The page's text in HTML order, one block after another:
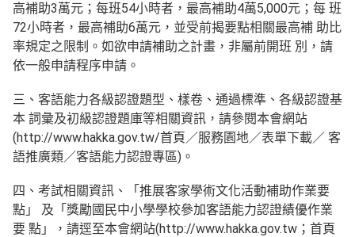
高補助3萬元；每班54小時者，最高補助4萬5,000元；每 班
72小時者，最高補助6萬元，並受前揭要點相關最高補 助比
率規定之限制。如欲申請補助之計畫，非屬前開班 別，請
依一般申請程序申請。
三、客語能力各級認證題型、樣卷、通過標準、各級認證基
本 詞彙及初級認證題庫等相關資訊，請參閱本會網站
(http://www.hakka.gov.tw/首頁／服務園地／表單下載／ 客
語推廣類／客語能力認證專區)。
四、考試相關資訊、「推展客家學術文化活動補助作業要
點」 及「獎勵國民中小學學校參加客語能力認證績優作業
要 點」，請逕至本會網站(http://www.hakka.gov.tw；首頁